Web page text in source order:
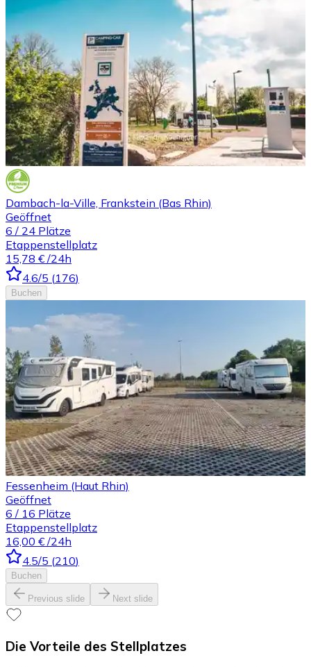
Dambach-la-Ville, Frankstein (Bas Rhin)
Geöffnet
6 / 24 Plätze
Etappenstellplatz
15,78 € /24h
4.6/5 (176)
Buchen
Fessenheim (Haut Rhin)
Geöffnet
6 / 16 Plätze
Etappenstellplatz
16,00 € /24h
4.5/5 (210)
Buchen
Previous slide Next slide
Die Vorteile des Stellplatzes